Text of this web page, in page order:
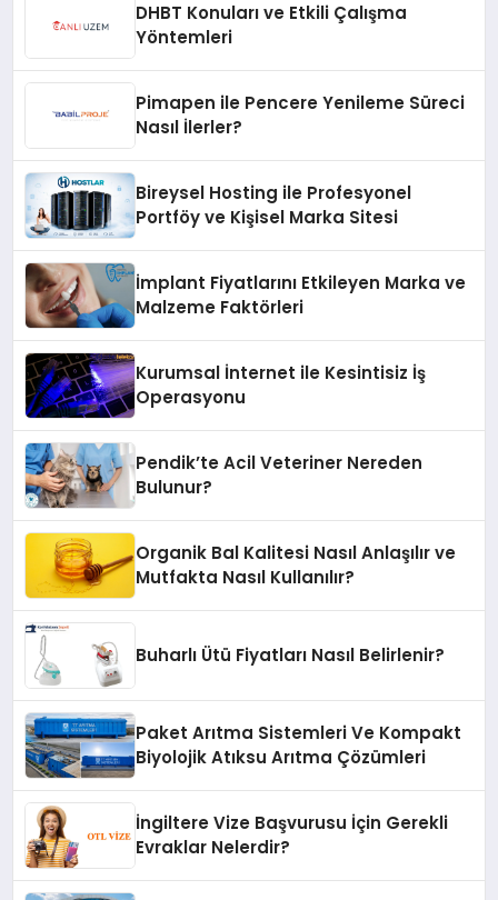
DHBT Konuları ve Etkili Çalışma
Yöntemleri
Pimapen ile Pencere Yenileme Süreci
Nasıl İlerler?
Bireysel Hosting ile Profesyonel
Portföy ve Kişisel Marka Sitesi
İmplant Fiyatlarını Etkileyen Marka ve
Malzeme Faktörleri
Kurumsal İnternet ile Kesintisiz İş
Operasyonu
Pendik’te Acil Veteriner Nereden
Bulunur?
Organik Bal Kalitesi Nasıl Anlaşılır ve
Mutfakta Nasıl Kullanılır?
Buharlı Ütü Fiyatları Nasıl Belirlenir?
Paket Arıtma Sistemleri Ve Kompakt
Biyolojik Atıksu Arıtma Çözümleri
İngiltere Vize Başvurusu İçin Gerekli
Evraklar Nelerdir?